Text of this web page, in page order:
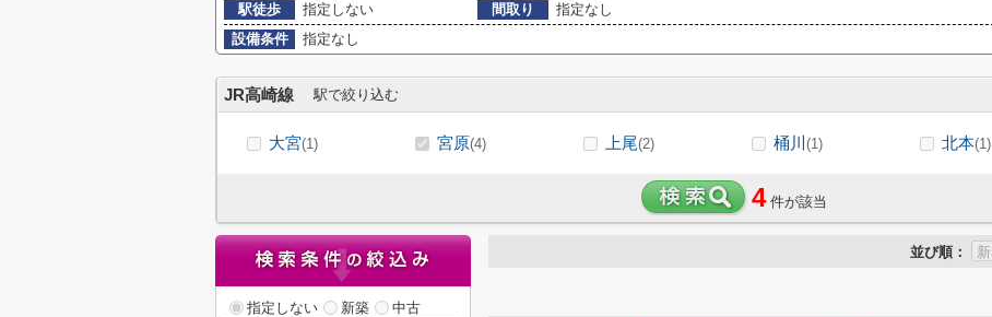
駅徒歩
指定しない 間取り
指定なし
設備条件
指定なし
JR高崎線 駅で絞り込む
大宮(1) 宮原(4) 上尾(2) 桶川 (1) 北本(1)
4 件が該当
並び順：
指定しない 新築
中古